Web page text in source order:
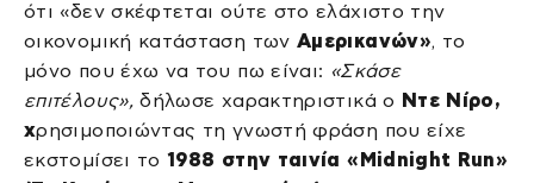
ότι «δεν σκέφτεται ούτε στο ελάχιστο την
οικονομική κατάσταση των Αμερικανών», το
μόνο που έχω να του πω είναι: «Σκάσε
επιτέλους»,δήλωσε χαρακτηριστικά ο Ντε Νίρο,
χρησιμοποιώντας τη γνωστή φράση που είχε
εκστομίσει το1988 στην ταινία «Midnight Run»